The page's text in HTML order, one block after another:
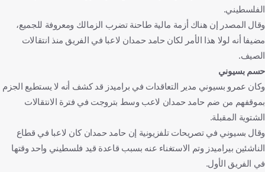
الفلسطيني.
وقال المصدر إن هناك أزمة مالية طاحنة تضرب الزمالك ومعروفة للجميع،
مضيفا أنه لولا هذا الأمر لكان حامد حمدان لاعبا في الفريق منذ انتقالات
الصيف.
حسم بسيوني
وكان عمرو بسيوني مدير التعاقدات في براميدز قد كشف أنه لا يستطيع الجزم
بموقفهم من ضم حامد حمدان لاعب وسط بتروجت في فترة الانتقالات
الشتوية المقبلة.
وقال بسيوني في تصريحات تلفزيونية إن حامد حمدان كان لاعبا في قطاع
الناشئين بيراميدز وتم الاستغناء عنه بسبب قاعدة قيد فلسطيني واحد وقتها
في الفريق الأول.